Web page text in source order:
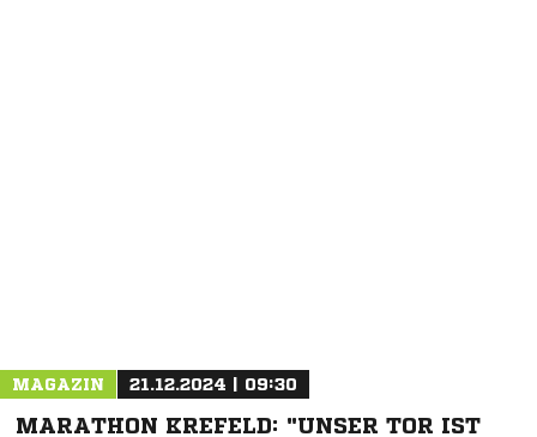
MAGAZIN 21.12.2024 | 09:30
MARATHON KREFELD: "UNSER TOR IST